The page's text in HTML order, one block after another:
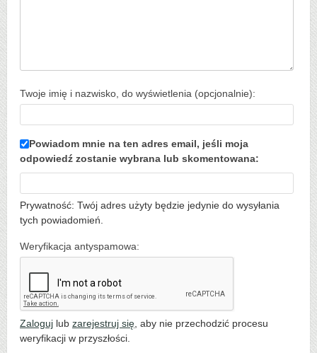
Twoje imię i nazwisko, do wyświetlenia (opcjonalnie):
Powiadom mnie na ten adres email, jeśli moja
odpowiedź zostanie wybrana lub skomentowana:
Prywatność: Twój adres użyty będzie jedynie do wysyłania
tych powiadomień.
Weryfikacja antyspamowa:
Zaloguj lub zarejestruj się , aby nie przechodzić procesu
weryfikacji w przyszłości.